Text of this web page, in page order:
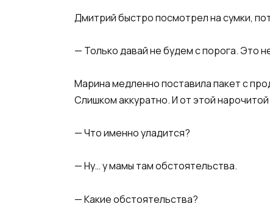
Дмитрий быстро посмотрел на сумки,
— Только давай не будем с порога. Это
Марина медленно поставила пакет с
Слишком аккуратно. И от этой
— Что именно уладится?
— Ну… у мамы там обстоятельства.
— Какие обстоятельства?